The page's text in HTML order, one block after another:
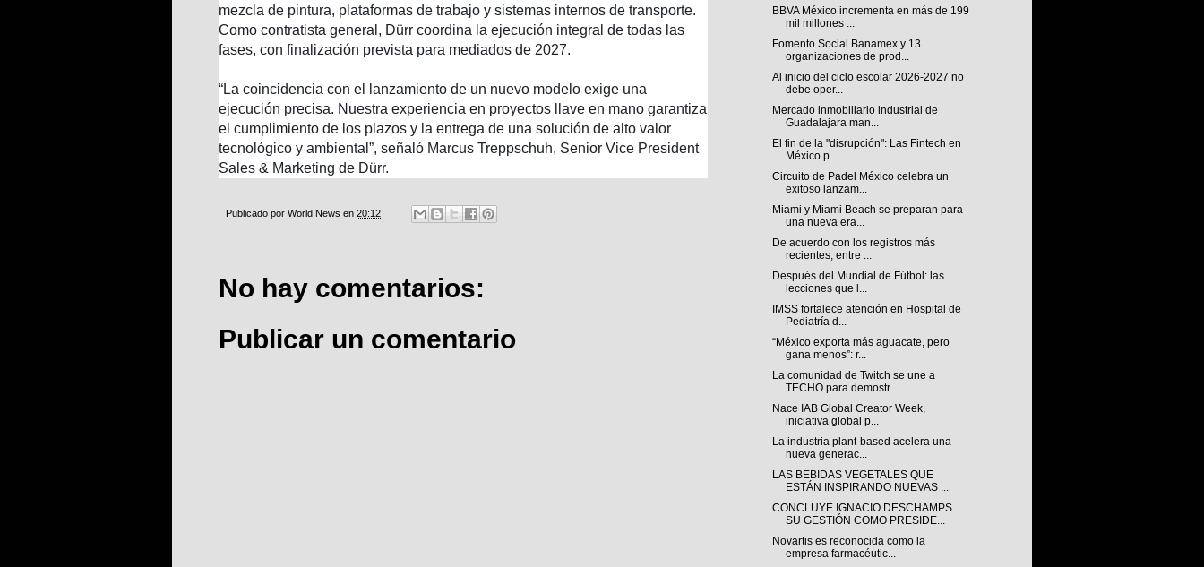
mezcla de pintura, plataformas de trabajo y sistemas internos de transporte.
Como contratista general, Dürr coordina la ejecución integral de todas las
fases, con finalización prevista para mediados de 2027.
“La coincidencia con el lanzamiento de un nuevo modelo exige una
ejecución precisa. Nuestra experiencia en proyectos llave en mano garantiza
el cumplimiento de los plazos y la entrega de una solución de alto valor
tecnológico y ambiental”, señaló Marcus Treppschuh, Senior Vice President
Sales & Marketing de Dürr.
Publicado por World News en 20:12
No hay comentarios:
Publicar un comentario
BBVA México incrementa en más de 199
mil millones ...
Fomento Social Banamex y 13
organizaciones de prod...
Al inicio del ciclo escolar 2026-2027 no
debe oper...
Mercado inmobiliario industrial de
Guadalajara man...
El fin de la "disrupción": Las Fintech en
México p...
Circuito de Padel México celebra un
exitoso lanzam...
Miami y Miami Beach se preparan para
una nueva era...
De acuerdo con los registros más
recientes, entre ...
Después del Mundial de Fútbol: las
lecciones que l...
IMSS fortalece atención en Hospital de
Pediatría d...
“México exporta más aguacate, pero
gana menos”: r...
La comunidad de Twitch se une a
TECHO para demostr...
Nace IAB Global Creator Week,
iniciativa global p...
La industria plant-based acelera una
nueva generac...
LAS BEBIDAS VEGETALES QUE
ESTÁN INSPIRANDO NUEVAS ...
CONCLUYE IGNACIO DESCHAMPS
SU GESTIÓN COMO PRESIDE...
Novartis es reconocida como la
empresa farmacéutic...